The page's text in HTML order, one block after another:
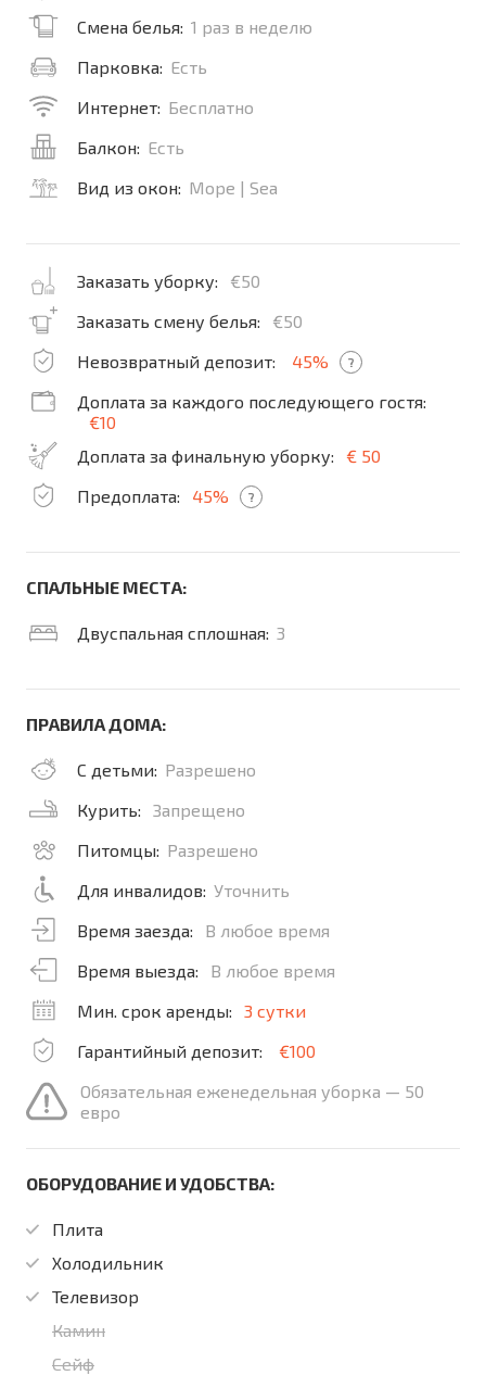
Смена белья: 1 раз в неделю
Парковка: Есть
Интернет: Бесплатно
Балкон: Есть
Вид из окон: Море | Sea
Заказать уборку:
€50
Заказать смену белья:
€50
Невозвратный депозит:
45% ?
Доплата за каждого последующего гостя:
€10
Доплата за финальную уборку:
€ 50
Предоплата:
45% ?
СПАЛЬНЫЕ МЕСТА:
Двуспальная сплошная: 3
ПРАВИЛА ДОМА:
С детьми: Разрешено
Курить:
Запрещено
Питомцы: Разрешено
Для инвалидов: Уточнить
Время заезда:
В любое время
Время выезда:
В любое время
Мин. срок аренды:
3 сутки
Гарантийный депозит:
€100
Обязательная еженедельная уборка — 50
евро
ОБОРУДОВАНИЕ И УДОБСТВА:
Плита
Холодильник
Телевизор
Камин
Сейф